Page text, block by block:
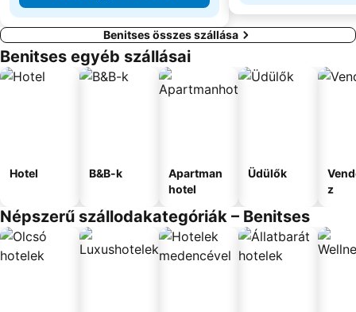
Benitses összes szállása
Benitses egyéb szállásai
Hotel B&B-k
Apartman
hotel
Üdülők
z
Népszerű szállodakategóriák – Benitses